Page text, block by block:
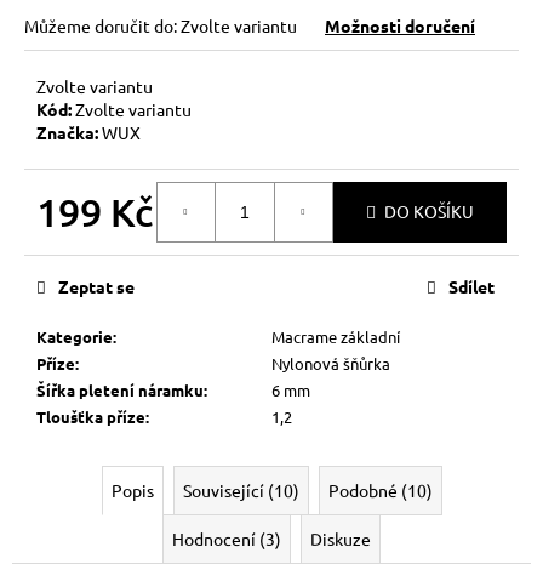
Můžeme doručit do:Zvolte variantu Možnosti doručení
Zvolte variantu
Kód:Zvolte variantu
Značka:WUX
199 Kč DO KOŠÍKU
Kategorie:
Macrame základní
Příze:
Nylonová šňůrka
Šířka pletení náramku:
6 mm
Tloušťka příze: 1,2
Zeptat se Sdílet
Popis Související (10) Podobné (10)
Hodnocení (3) Diskuze